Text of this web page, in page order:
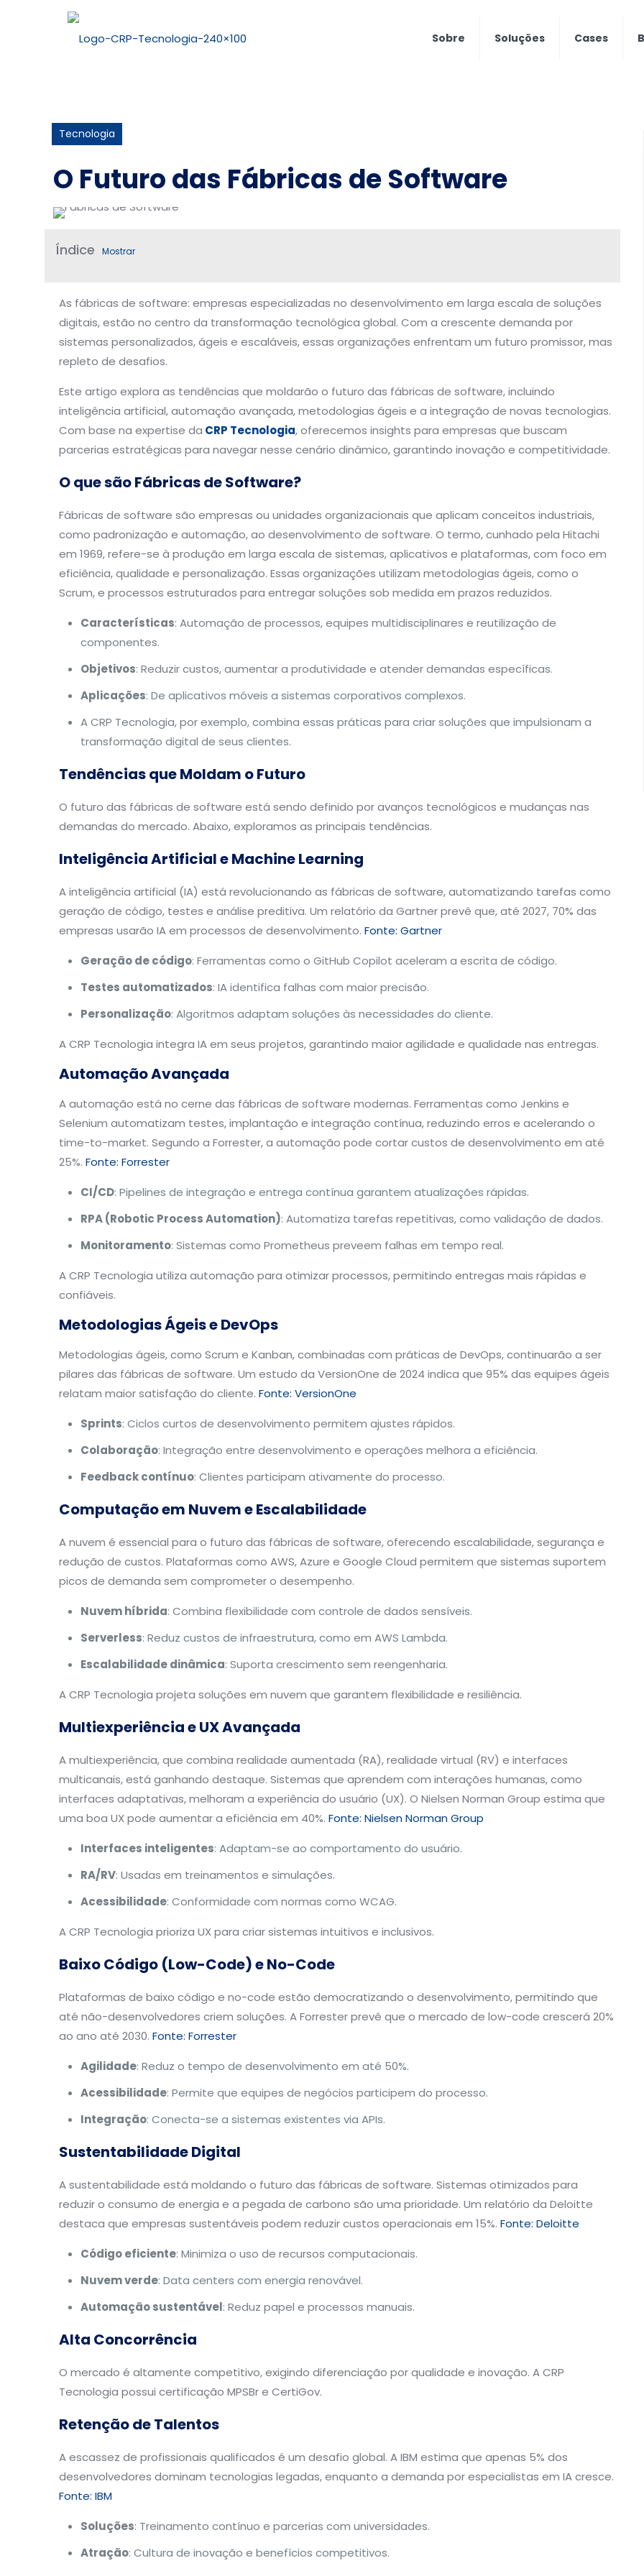
Sobre Soluções Cases
Tecnologia
O Futuro das Fábricas de Software
Índice Mostrar
As fábricas de software: empresas especializadas no desenvolvimento em larga escala de soluções
digitais, estão no centro da transformação tecnológica global. Com a crescente demanda por
sistemas personalizados, ágeis e escaláveis, essas organizações enfrentam um futuro promissor, mas
repleto de desafios.
Este artigo explora as tendências que moldarão o futuro das fábricas de software, incluindo
inteligência artificial, automação avançada, metodologias ágeis e a integração de novas tecnologias.
Com base na expertise da CRP Tecnologia, oferecemos insights para empresas que buscam
parcerias estratégicas para navegar nesse cenário dinâmico, garantindo inovação e competitividade.
O que são Fábricas de Software?
Fábricas de software são empresas ou unidades organizacionais que aplicam conceitos industriais,
como padronização e automação, ao desenvolvimento de software. O termo, cunhado pela Hitachi
em 1969, refere-se à produção em larga escala de sistemas, aplicativos e plataformas, com foco em
eficiência, qualidade e personalização. Essas organizações utilizam metodologias ágeis, como o
Scrum, e processos estruturados para entregar soluções sob medida em prazos reduzidos.
Características: Automação de processos, equipes multidisciplinares e reutilização de
componentes.
Objetivos: Reduzir custos, aumentar a produtividade e atender demandas específicas.
Aplicações: De aplicativos móveis a sistemas corporativos complexos.
A CRP Tecnologia, por exemplo, combina essas práticas para criar soluções que impulsionam a
transformação digital de seus clientes.
Tendências que Moldam o Futuro
O futuro das fábricas de software está sendo definido por avanços tecnológicos e mudanças nas
demandas do mercado. Abaixo, exploramos as principais tendências.
Inteligência Artificial e Machine Learning
A inteligência artificial (IA) está revolucionando as fábricas de software, automatizando tarefas como
geração de código, testes e análise preditiva. Um relatório da Gartner prevê que, até 2027, 70% das
empresas usarão IA em processos de desenvolvimento. Fonte: Gartner
Geração de código: Ferramentas como o GitHub Copilot aceleram a escrita de código.
Testes automatizados: IA identifica falhas com maior precisão.
Personalização: Algoritmos adaptam soluções às necessidades do cliente.
A CRP Tecnologia integra IA em seus projetos, garantindo maior agilidade e qualidade nas entregas.
Automação Avançada
A automação está no cerne das fábricas de software modernas. Ferramentas como Jenkins e
Selenium automatizam testes, implantação e integração contínua, reduzindo erros e acelerando o
time-to-market. Segundo a Forrester, a automação pode cortar custos de desenvolvimento em até
25%. Fonte: Forrester
CI/CD: Pipelines de integração e entrega contínua garantem atualizações rápidas.
RPA (Robotic Process Automation): Automatiza tarefas repetitivas, como validação de dados.
Monitoramento: Sistemas como Prometheus preveem falhas em tempo real.
A CRP Tecnologia utiliza automação para otimizar processos, permitindo entregas mais rápidas e
confiáveis.
Metodologias Ágeis e DevOps
Metodologias ágeis, como Scrum e Kanban, combinadas com práticas de DevOps, continuarão a ser
pilares das fábricas de software. Um estudo da VersionOne de 2024 indica que 95% das equipes ágeis
relatam maior satisfação do cliente. Fonte: VersionOne
Sprints: Ciclos curtos de desenvolvimento permitem ajustes rápidos.
Colaboração: Integração entre desenvolvimento e operações melhora a eficiência.
Feedback contínuo: Clientes participam ativamente do processo.
Computação em Nuvem e Escalabilidade
A nuvem é essencial para o futuro das fábricas de software, oferecendo escalabilidade, segurança e
redução de custos. Plataformas como AWS, Azure e Google Cloud permitem que sistemas suportem
picos de demanda sem comprometer o desempenho.
Nuvem híbrida: Combina flexibilidade com controle de dados sensíveis.
Serverless: Reduz custos de infraestrutura, como em AWS Lambda.
Escalabilidade dinâmica: Suporta crescimento sem reengenharia.
A CRP Tecnologia projeta soluções em nuvem que garantem flexibilidade e resiliência.
Multiexperiência e UX Avançada
A multiexperiência, que combina realidade aumentada (RA), realidade virtual (RV) e interfaces
multicanais, está ganhando destaque. Sistemas que aprendem com interações humanas, como
interfaces adaptativas, melhoram a experiência do usuário (UX). O Nielsen Norman Group estima que
uma boa UX pode aumentar a eficiência em 40%. Fonte: Nielsen Norman Group
Interfaces inteligentes: Adaptam-se ao comportamento do usuário.
RA/RV: Usadas em treinamentos e simulações.
Acessibilidade: Conformidade com normas como WCAG.
A CRP Tecnologia prioriza UX para criar sistemas intuitivos e inclusivos.
Baixo Código (Low-Code) e No-Code
Plataformas de baixo código e no-code estão democratizando o desenvolvimento, permitindo que
até não-desenvolvedores criem soluções. A Forrester prevê que o mercado de low-code crescerá 20%
ao ano até 2030. Fonte: Forrester
Agilidade: Reduz o tempo de desenvolvimento em até 50%.
Acessibilidade: Permite que equipes de negócios participem do processo.
Integração: Conecta-se a sistemas existentes via APIs.
Sustentabilidade Digital
A sustentabilidade está moldando o futuro das fábricas de software. Sistemas otimizados para
reduzir o consumo de energia e a pegada de carbono são uma prioridade. Um relatório da Deloitte
destaca que empresas sustentáveis podem reduzir custos operacionais em 15%. Fonte: Deloitte
Código eficiente: Minimiza o uso de recursos computacionais.
Nuvem verde: Data centers com energia renovável.
Automação sustentável: Reduz papel e processos manuais.
Alta Concorrência
O mercado é altamente competitivo, exigindo diferenciação por qualidade e inovação. A CRP
Tecnologia possui certificação MPSBr e CertiGov.
Retenção de Talentos
A escassez de profissionais qualificados é um desafio global. A IBM estima que apenas 5% dos
desenvolvedores dominam tecnologias legadas, enquanto a demanda por especialistas em IA cresce.
Fonte: IBM
Soluções: Treinamento contínuo e parcerias com universidades.
Atração: Cultura de inovação e benefícios competitivos.